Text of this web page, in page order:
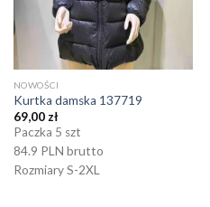
NOWOŚCI
Kurtka damska 137719
69,00zł
Paczka 5 szt
84.9 PLN brutto
Rozmiary S-2XL